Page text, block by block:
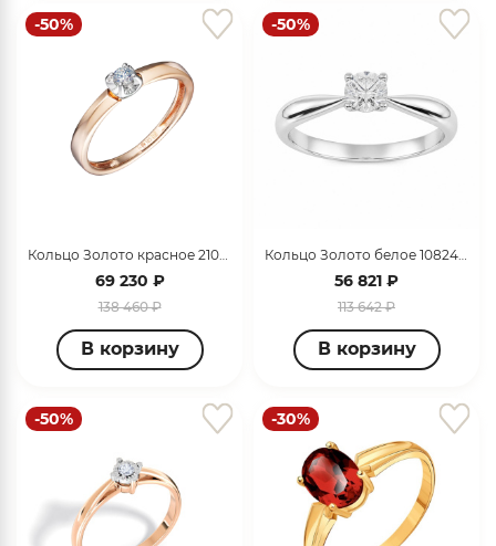
-50%
Кольцо Золото красное 2101280
69 230 ₽
138 460 ₽
В корзину
-50%
Кольцо Золото белое 10824-0111-6027
56 821 ₽
113 642 ₽
В корзину
-50% -30%